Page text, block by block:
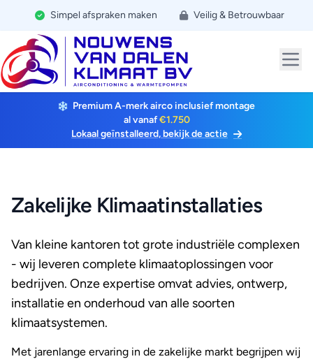
Simpel afspraken maken Veilig & Betrouwbaar
Premium A-merk airco inclusief montage
al vanaf€1.750
Lokaal geïnstalleerd, bekijk de actie
Zakelijke Klimaatinstallaties
Van kleine kantoren tot grote industriële complexen
- wij leveren complete klimaatoplossingen voor
bedrijven. Onze expertise omvat advies, ontwerp,
installatie en onderhoud van alle soorten
klimaatsystemen.
Met jarenlange ervaring in de zakelijke markt begrijpen wij